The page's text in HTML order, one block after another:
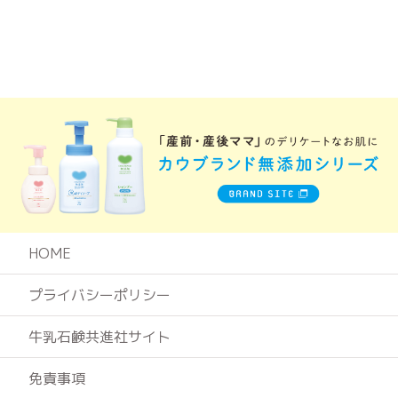
HOME
プライバシーポリシー
牛乳石鹸共進社サイト
免責事項